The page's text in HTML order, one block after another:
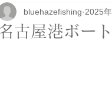
ボートカスタム アパレル
古屋港ボー
bluehazefishing 2025